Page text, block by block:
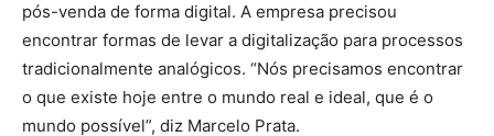
pós-venda de forma digital. A empresa precisou
encontrar formas de levar a digitalização para processos
tradicionalmente analógicos. “Nós precisamos encontrar
o que existe hoje entre o mundo real e ideal, que é o
mundo possível”, diz Marcelo Prata.